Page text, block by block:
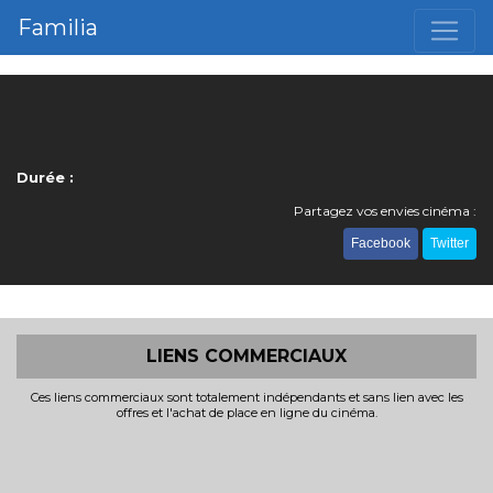
Familia
Durée :
Partagez vos envies cinéma :
Facebook Twitter
LIENS COMMERCIAUX
Ces liens commerciaux sont totalement indépendants et sans lien avec les
offres et l'achat de place en ligne du cinéma.